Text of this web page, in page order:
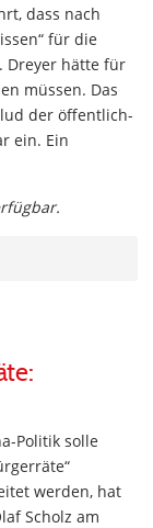
dass nach
für die
Dreyer hätte für
müssen. Das
der öffentlich-
ein. Ein
Politik solle
werden, hat
Scholz am